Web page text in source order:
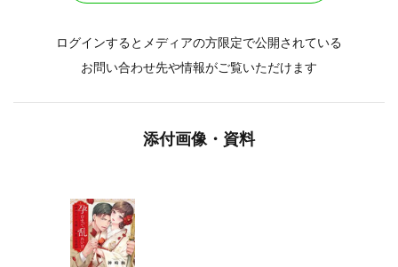
ログインするとメディアの方限定で公開されている
お問い合わせ先や情報がご覧いただけます
添付画像・資料